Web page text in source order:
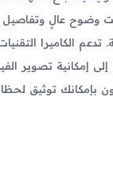
وضوح عالٍ
بإمكانك توثيق